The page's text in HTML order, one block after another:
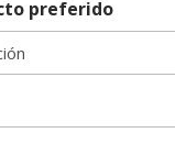
preferido